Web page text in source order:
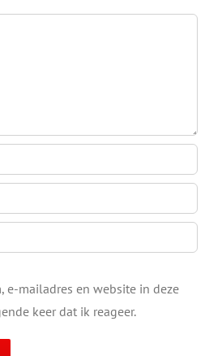
e-mailadres en website in deze
keer dat ik reageer.